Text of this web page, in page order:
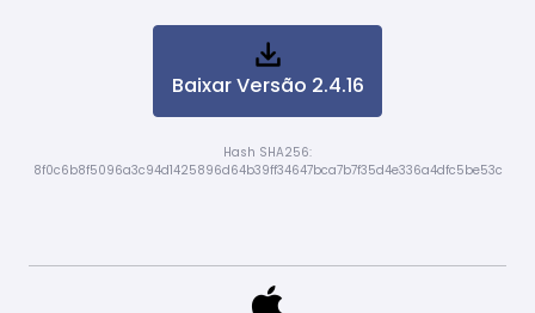
Baixar Versão 2.4.16
Hash SHA256:
8f0c6b8f5096a3c94d1425896d64b39ff34647bca7b7f35d4e336a4dfc5be53c